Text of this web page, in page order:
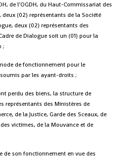
de l’OGDH, du Haut-Commissariat des
(02) représentants de la Société
deux (02) représentants des
de Dialogue soit un (01) pour la
;
de fonctionnement pour le
par les ayant-droits ;
perdu des biens, la structure de
représentants des Ministères de
de la Justice, Garde des Sceaux, de
victimes, de la Mouvance et de
de son fonctionnement en vue des